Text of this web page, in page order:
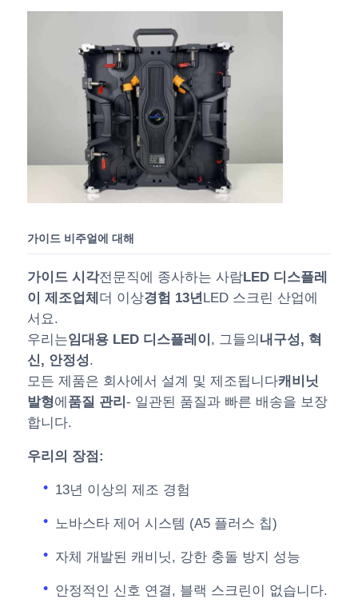
가이드 비주얼에 대해
가이드 시각전문직에 종사하는 사람LED 디스플레
이 제조업체 더 이상경험 13년 LED 스크린 산업에
서요.
우리는임대용 LED 디스플레이 , 그들의 내구성, 혁
신, 안정성.
모든 제품은 회사에서 설계 및 제조됩니다캐비닛
발형에 품질 관리- 일관된 품질과 빠른 배송을 보장
합니다.
우리의 장점:
13년 이상의 제조 경험
노바스타 제어 시스템 (A5 플러스 칩)
자체 개발된 캐비닛, 강한 충돌 방지 성능
안정적인 신호 연결, 블랙 스크린이 없습니다.